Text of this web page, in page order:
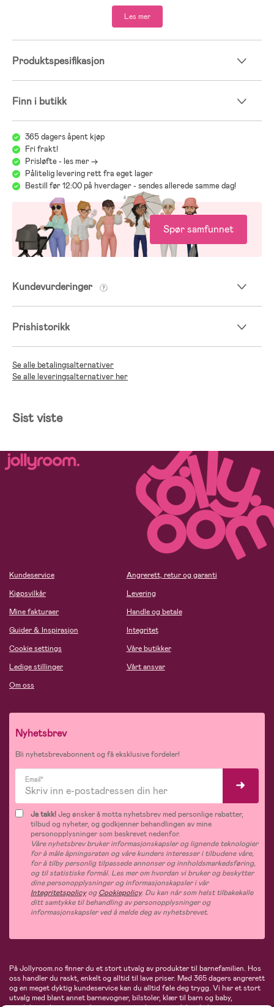
- Anbefalt høyde på barnet: 76–150 cm.
- Anbefalt alder: fra 1,5 til 12 år.
Les mer
Produktspesifikasjon
Finn i butikk
365 dagers åpent kjøp
Fri frakt!
Prisløfte - les mer ->
Pålitelig levering rett fra eget lager
Bestill før 12:00 på hverdager - sendes allerede samme dag!
Spør samfunnet
Kundevurderinger
Prishistorikk
Se alle betalingsalternativer
Se alle leveringsalternativer her
Sist viste
Kundeservice
Kjøpsvilkår
Mine fakturaer
Guider & Inspirasjon
Cookie settings
Ledige stillinger
Om oss
Angrerett, retur og garanti
Levering
Handle og betale
Integritet
Våre butikker
Vårt ansvar
Nyhetsbrev
Bli nyhetsbrevabonnent og få eksklusive fordeler!
Email*
Ja takk!Jeg ønsker å motta nyhetsbrev med personlige rabatter,
tilbud og nyheter, og godkjenner behandlingen av mine
personopplysninger som beskrevet nedenfor.
Våre nyhetsbrev bruker informasjonskapsler og lignende teknologier
for å måle åpningsraten og våre kunders interesser i tilbudene våre,
for å tilby personlig tilpassede annonser og innholdsmarkedsføring,
og til statistiske formål. Les mer om hvordan vi bruker og beskytter
dine personopplysninger og informasjonskapsler i vår
IntegritetspolicyogCookiepolicy. Du kan når som helst tilbakekalle
ditt samtykke til behandling av personopplysninger og
informasjonskapsler ved å melde deg av nyhetsbrevet.
På Jollyroom.no finner du et stort utvalg av produkter til barnefamilien. Hos
oss handler du raskt, enkelt og alltid til lave priser. Med 365 dagers angrerett
og en meget dyktig kundeservice kan du alltid føle deg trygg. Vi har et stort
utvalg med blant annet barnevogner, bilstoler, klær til barn og baby,